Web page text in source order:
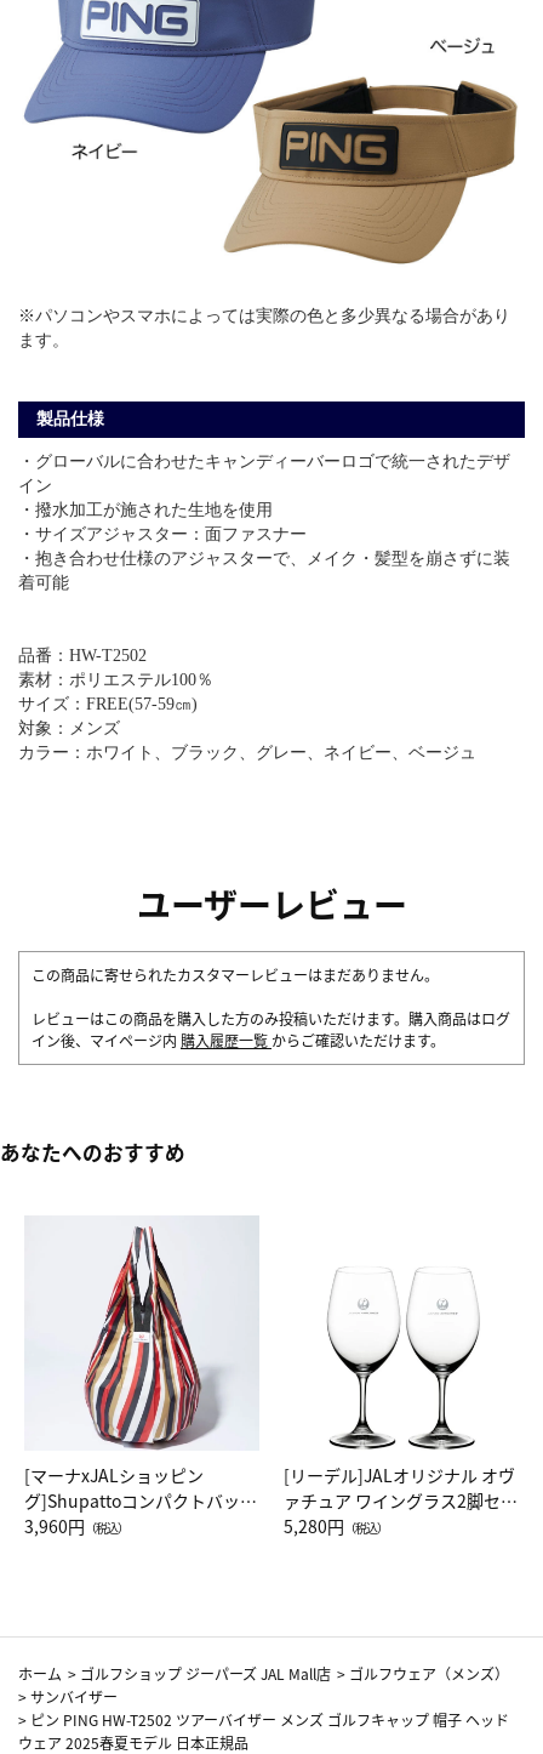
※パソコンやスマホによっては実際の色と多少異なる場合があり
ます。
製品仕様
・グローバルに合わせたキャンディーバーロゴで統一されたデザ
イン
・撥水加工が施された生地を使用
・サイズアジャスター：面ファスナー
・抱き合わせ仕様のアジャスターで、メイク・髪型を崩さずに装
着可能
品番：HW-T2502
素材：ポリエステル100％
サイズ：FREE(57-59㎝)
対象：メンズ
カラー：ホワイト、ブラック、グレー、ネイビー、ベージュ
ユーザーレビュー
この商品に寄せられたカスタマーレビューはまだありません。
レビューはこの商品を購入した方のみ投稿いただけます。購入商品はログ
イン後、マイページ内 購入履歴一覧 からご確認いただけます。
あなたへのおすすめ
[マーナxJALショッピン
グ]Shupattoコンパクトバッグ
Drop JAL客室乗務員（LC）ス
3,960円 （税込）
[リーデル]JALオリジナル オヴ
ァチュア ワイングラス2脚セッ
ト（レッドワイン）
5,280円 （税込）
ホーム > ゴルフショップ ジーパーズ JAL Mall店 > ゴルフウェア（メンズ）
>サンバイザー
> ピン PING HW-T2502 ツアーバイザー メンズ ゴルフキャップ 帽子 ヘッド
ウェア 2025春夏モデル 日本正規品